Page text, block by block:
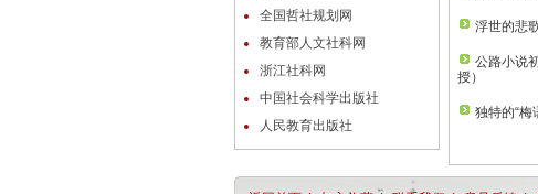
全国哲社规划网
教育部人文社科网
浙江社科网
中国社会科学出版社
人民教育出版社
浮世的悲
公路小说
授）
独特的“